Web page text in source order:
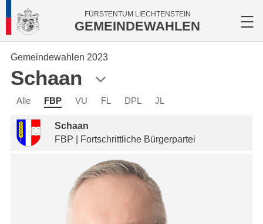
FÜRSTENTUM LIECHTENSTEIN
GEMEINDEWAHLEN
Gemeindewahlen 2023
Schaan
Alle FBP VU FL DPL JL
Schaan
FBP | Fortschrittliche Bürgerpartei